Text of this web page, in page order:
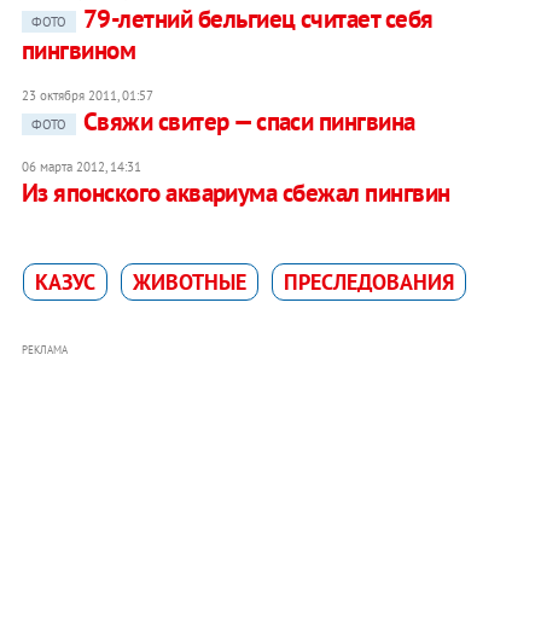
ФОТО
79-летний бельгиец считает себя
пингвином
23 октября 2011, 01:57
ФОТО
Cвяжи свитер — спаси пингвина
06 марта 2012, 14:31
Из японского аквариума сбежал пингвин
КАЗУС ЖИВОТНЫЕ ПРЕСЛЕДОВАНИЯ
РЕКЛАМА